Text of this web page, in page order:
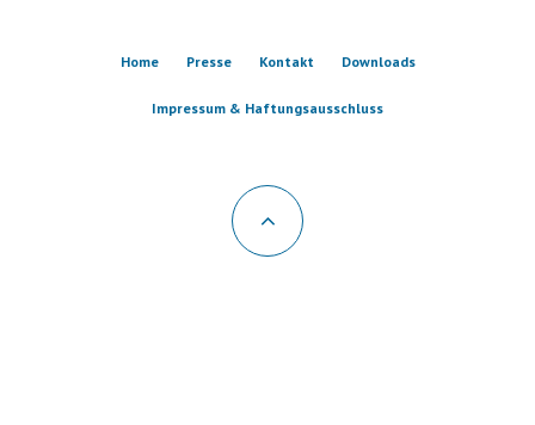
Home Presse Kontakt Downloads
Impressum & Haftungsausschluss